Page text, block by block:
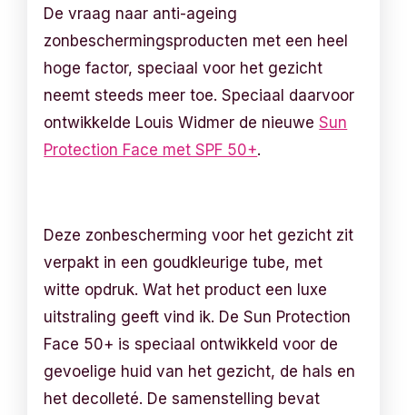
De vraag naar anti-ageing
zonbeschermingsproducten met een heel
hoge factor, speciaal voor het gezicht
neemt steeds meer toe. Speciaal daarvoor
ontwikkelde Louis Widmer de nieuweSun
Protection Face met SPF 50+.
Deze zonbescherming voor het gezicht zit
verpakt in een goudkleurige tube, met
witte opdruk. Wat het product een luxe
uitstraling geeft vind ik. De Sun Protection
Face 50+ is speciaal ontwikkeld voor de
gevoelige huid van het gezicht, de hals en
het decolleté. De samenstelling bevat